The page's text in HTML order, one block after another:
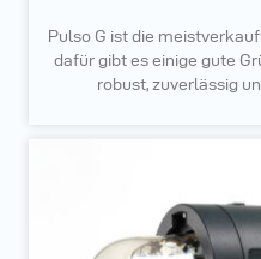
Pulso G ist die
dafür gibt es einige gute
robust, zuverlässig